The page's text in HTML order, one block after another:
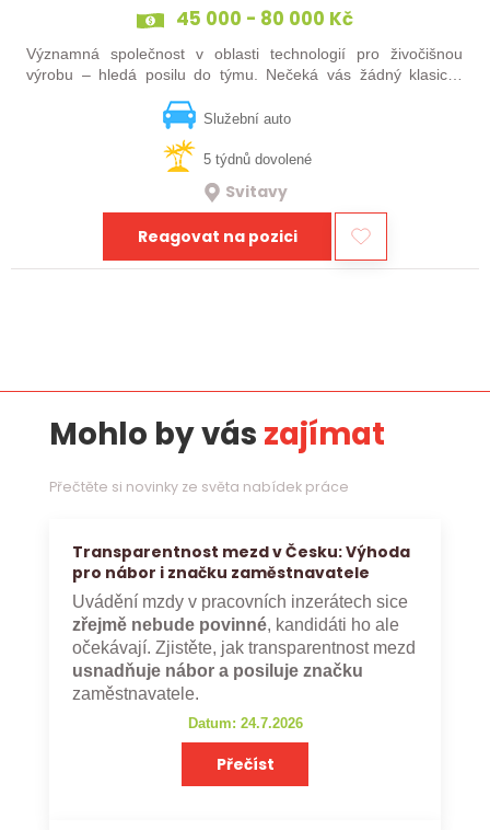
45 000 - 80 000 Kč
Významná společnost v oblasti technologií pro živočišnou
výrobu – hledá posilu do týmu. Nečeká vás žádný klasický
Služební auto
5 týdnů dovolené
Svitavy
Reagovat na pozici
Mohlo by vás zajímat
Přečtěte si novinky ze světa nabídek práce
Transparentnost mezd v Česku: Výhoda
pro nábor i značku zaměstnavatele
Uvádění mzdy v pracovních inzerátech sice
zřejmě nebude povinné, kandidáti ho ale
očekávají. Zjistěte, jak transparentnost mezd
usnadňuje nábor a posiluje značku
zaměstnavatele.
Datum: 24.7.2026
Přečíst